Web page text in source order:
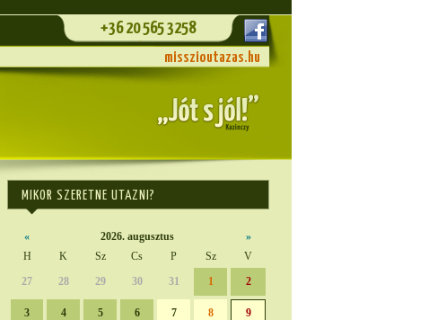
+36 20 565 3258
misszioutazas.hu
MIKOR SZERETNE UTAZNI?
« 2026. augusztus
»
H
K Sz Cs P Sz
V
27
28 29 30 31 1 2
3 4 5 6 7 8 9